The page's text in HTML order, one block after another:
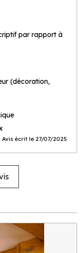
par rapport à
(décoration,
Avis écrit le 27/07/2025